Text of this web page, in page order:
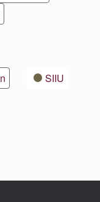
SIIU